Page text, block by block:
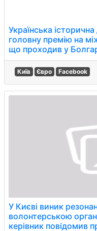
Українська
головну премію на
що проходив у
Київ Євро Facebook
У Києві виник
волонтерською
керівник повідомив